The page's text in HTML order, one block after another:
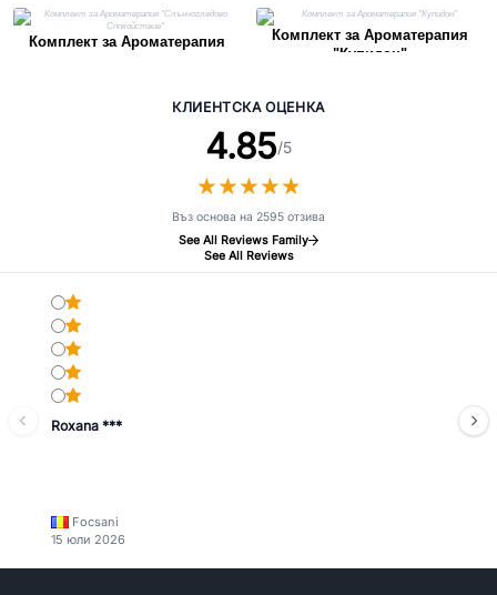
Комплект за Ароматерапия
Комплект за Ароматерапия
"Купидон"
КЛИЕНТСКА ОЦЕНКА
4.85/5
★★★★★
★★★★★
Въз основа на 2595 отзива
See All Reviews Family
See All Reviews
Roxana ***
Focsani
15 юли 2026